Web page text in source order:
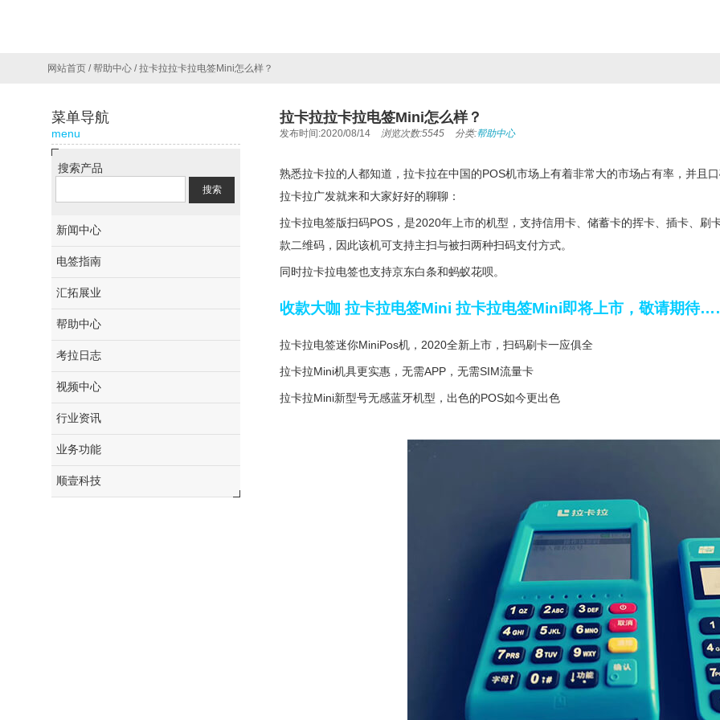
网站首页 /帮助中心 /拉卡拉拉卡拉电签Mini怎么样？
菜单导航
menu
搜索产品
新闻中心
电签指南
汇拓展业
帮助中心
考拉日志
视频中心
行业资讯
业务功能
顺壹科技
拉卡拉拉卡拉电签Mini怎么样？
发布时间:2020/08/14 浏览次数:5545 分类:帮助中心
熟悉拉卡拉的人都知道，拉卡拉在中国的POS机市场上有着非常大的市场占有率，并且
拉卡拉广发就来和大家好好的聊聊：
拉卡拉电签版扫码POS，是2020年上市的机型，支持信用卡、储蓄卡的挥卡、插卡、
款二维码，因此该机可支持主扫与被扫两种扫码支付方式。
同时拉卡拉电签也支持京东白条和蚂蚁花呗。
收款大咖 拉卡拉电签Mini 拉卡拉电签Mini即将上市，敬请期待
拉卡拉电签迷你MiniPos机，2020全新上市，扫码刷卡一应俱全
拉卡拉Mini机具更实惠，无需APP，无需SIM流量卡
拉卡拉Mini新型号无感蓝牙机型，出色的POS如今更出色